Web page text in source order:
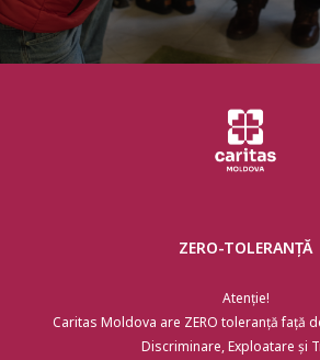
ZERO-TOLERANȚĂ
Atenție!
Caritas Moldova are ZERO toleranță față
Discriminare, Exploatare și